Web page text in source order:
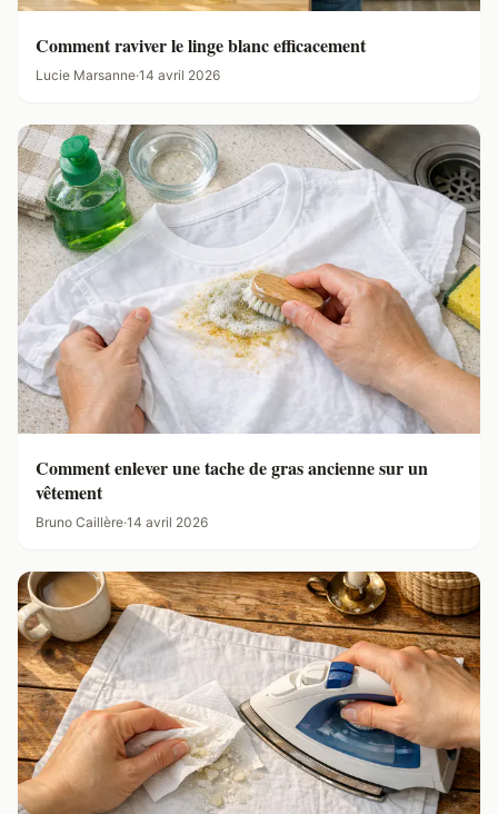
Comment raviver le linge blanc efficacement
Lucie Marsanne·14 avril 2026
Comment enlever une tache de gras ancienne sur un
vêtement
Bruno Caillère·14 avril 2026